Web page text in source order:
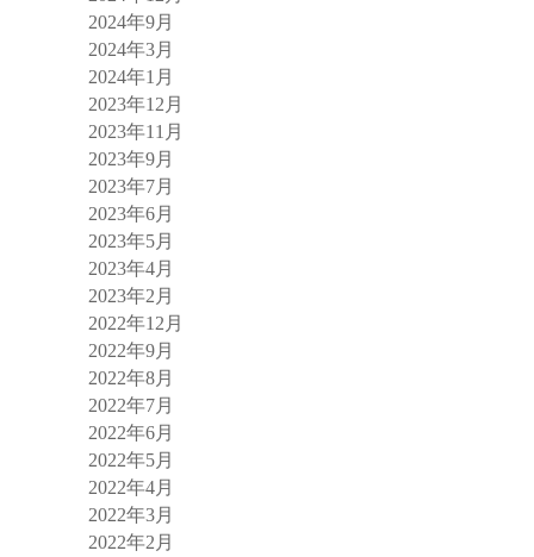
2024年9月
2024年3月
2024年1月
2023年12月
2023年11月
2023年9月
2023年7月
2023年6月
2023年5月
2023年4月
2023年2月
2022年12月
2022年9月
2022年8月
2022年7月
2022年6月
2022年5月
2022年4月
2022年3月
2022年2月